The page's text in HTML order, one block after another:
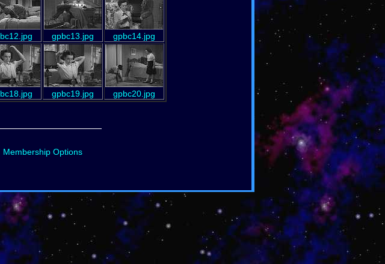
gpbc13.jpg gpbc14.jpg
gpbc19.jpg gpbc20.jpg
Membership Options